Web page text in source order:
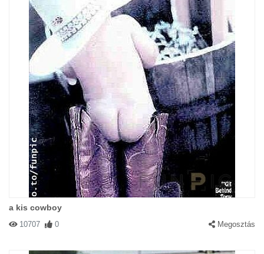
a kis cowboy
10707 0 Megosztás